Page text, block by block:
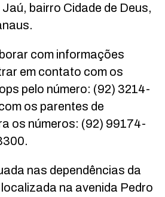
bairro Cidade de Deus,
com informações
em contato com os
pelo número: (92) 3214-
os parentes de
os números: (92) 99174-
nas dependências da
na avenida Pedro